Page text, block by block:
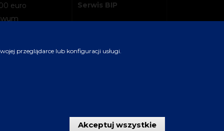
euro
Serwis BIP
przeglądarce lub konfiguracji usługi.
Akceptuj wszystkie